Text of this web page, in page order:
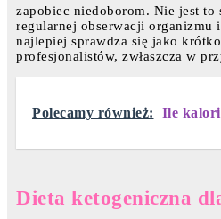
zapobiec niedoborom. Nie jest
regularnej obserwacji organizmu
najlepiej sprawdza się jako
profesjonalistów, zwłaszcza w
Polecamy również: Ile
Dieta ketogeniczna